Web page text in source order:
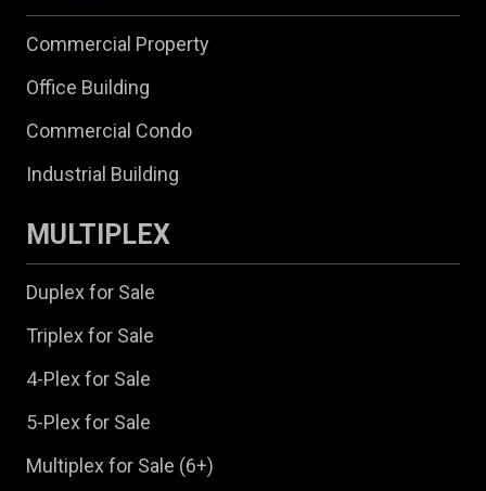
Commercial Property
Office Building
Commercial Condo
Industrial Building
MULTIPLEX
Duplex for Sale
Triplex for Sale
4-Plex for Sale
5-Plex for Sale
Multiplex for Sale (6+)